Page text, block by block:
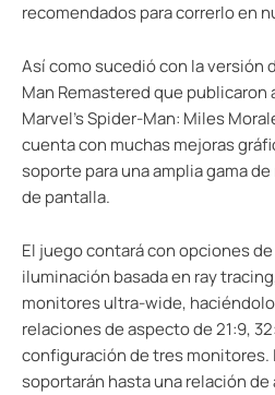
recomendados para correrlo en
Así como sucedió con la versión
Man Remastered que
Marvel’s Spider-Man: Miles
cuenta con muchas mejoras
soporte para una amplia gama
de pantalla.
El juego contará con opciones
iluminación basada en ray
monitores ultra-wide,
relaciones de aspecto de 21:9,
configuración de tres monitores.
soportarán hasta una relación de